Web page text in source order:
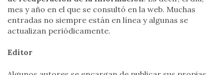
mes y año en el que se consultó en la web. Muchas
entradas no siempre están en línea y algunas se
actualizan periódicamente.
Editor